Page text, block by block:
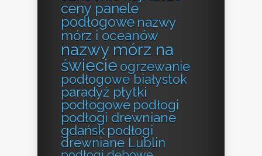
ceny panele
podłogowe nazwy
mórz i oceanów
nazwy mórz na
świecie ogrzewanie
podłogowe białystok
paradyż płytki
podłogowe podłogi
podłogi drewniane
gdańsk podłogi
drewniane Lublin